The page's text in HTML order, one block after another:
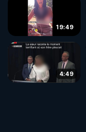
19:49
4:49